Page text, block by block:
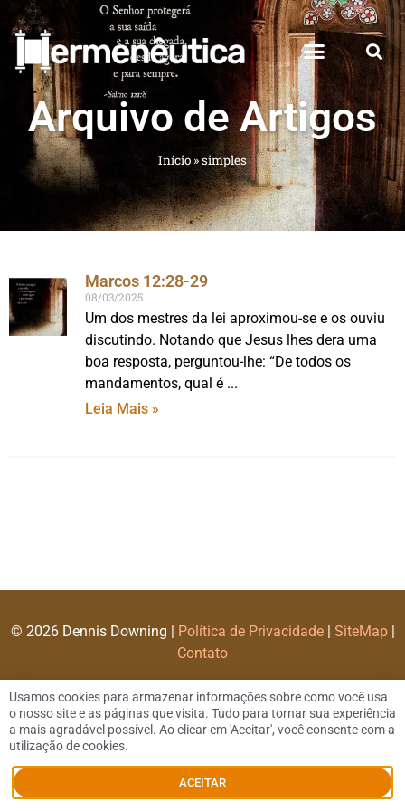
Arquivo de Artigos
Início»simples
Marcos 12:28-29
08/03/2025
Um dos mestres da lei aproximou-se e os ouviu
discutindo. Notando que Jesus lhes dera uma
boa resposta, perguntou-lhe: “De todos os
mandamentos, qual é
Leia Mais »
© 2026 Dennis Downing | Política de Privacidade| SiteMap|
Contato
Usamos cookies para armazenar informações sobre como você usa
o nosso site e as páginas que visita. Tudo para tornar sua experiência
a mais agradável possível. Ao clicar em 'Aceitar', você consente com a
utilização de cookies.
ACEITAR